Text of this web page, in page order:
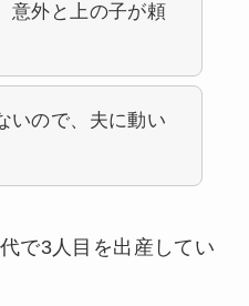
意外と上の子が頼
いので、夫に動い
で3人目を出産してい